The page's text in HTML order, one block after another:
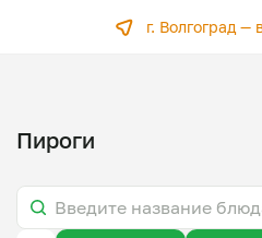
г. Волгоград —
Пироги